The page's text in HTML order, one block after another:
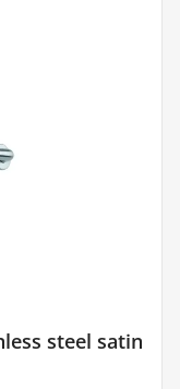
steel satin